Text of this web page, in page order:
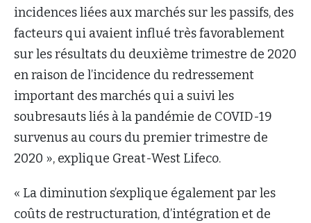
incidences liées aux marchés sur les passifs, des
facteurs qui avaient influé très favorablement
sur les résultats du deuxième trimestre de 2020
en raison de l’incidence du redressement
important des marchés qui a suivi les
soubresauts liés à la pandémie de COVID-19
survenus au cours du premier trimestre de
2020 », explique Great-West Lifeco.
« La diminution s’explique également par les
coûts de restructuration, d’intégration et de